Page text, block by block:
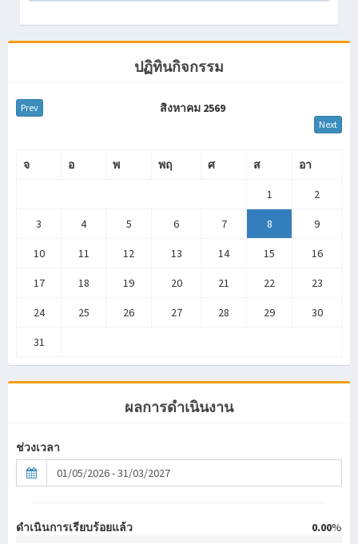
ปฏิทินกิจกรรม
Prev สิงหาคม 2569
Next
จ อ พ พฤ ศ ส อา
1 2
3 4 5 6 7 8 9
10 11 12 13 14 15 16
17 18 19 20 21 22 23
24 25 26 27 28 29 30
31
ผลการดำเนินงาน
ช่วงเวลา
ดำเนินการเรียบร้อยแล้ว 0.00%